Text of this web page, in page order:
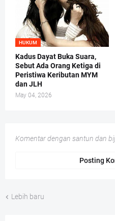
HUKUM
Kadus Dayat Buka Suara,
Sebut Ada Orang Ketiga di
Peristiwa Keributan MYM
dan JLH
May 04, 2026
Komentar dengan santun dan
Posting
Lebih baru